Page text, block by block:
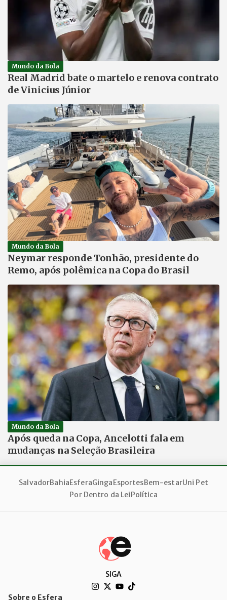
Mundo da Bola
Real Madrid bate o martelo e renova contrato
de Vinicius Júnior
Mundo da Bola
Neymar responde Tonhão, presidente do
Remo, após polêmica na Copa do Brasil
Mundo da Bola
Após queda na Copa, Ancelotti fala em
mudanças na Seleção Brasileira
SalvadorBahiaEsferaGingaEsportesBem-estarUni Pet
Por Dentro da LeiPolítica
SIGA
Sobre o Esfera